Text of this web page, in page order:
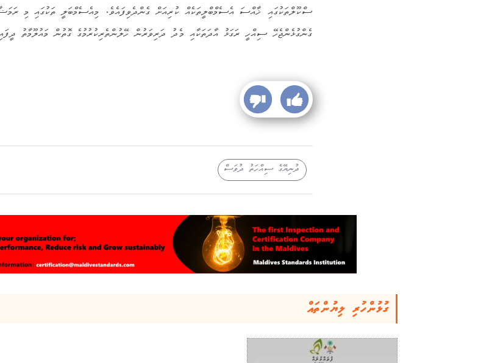
ސްކޫލްތަކުގައި ޚާއްސަ އެސެމްބްލީތަކެއް ކުރިއަށް ގެންދެވިފައެވެ. މިއެސެމްބަލީ ތަކުގައި މި
ގެންގުޅެންޖެހޭ ސިއްހީ ރަގަޅު އާދަތަކާއި މެދު ދަރިވަރުން ހޭލުންތެރިކުރުމުގެ ގޮތުން މައުލޫމާތު
ދުނިޔޭގެ ސިއްހަތު ދުވަސް
ގުޅުންހުރި ލިޔުންތައް